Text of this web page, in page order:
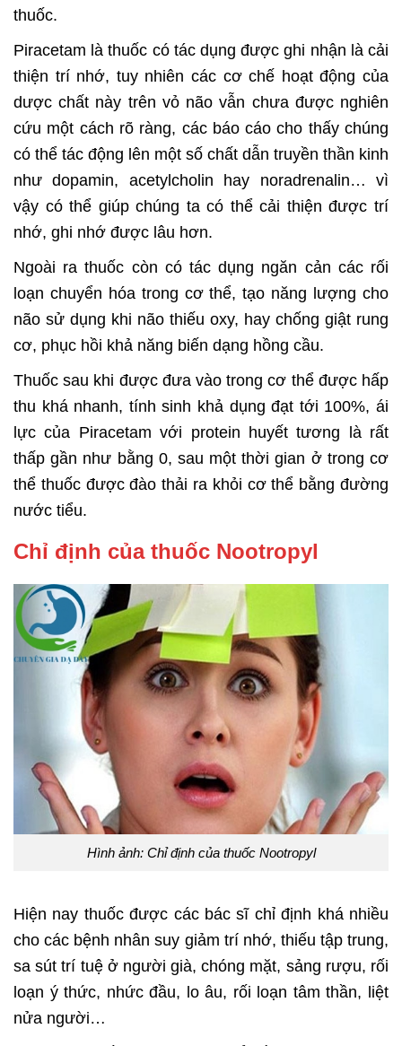
thuốc.
Piracetam là thuốc có tác dụng được ghi nhận là cải
thiện trí nhớ, tuy nhiên các cơ chế hoạt động của
dược chất này trên vỏ não vẫn chưa được nghiên
cứu một cách rõ ràng, các báo cáo cho thấy chúng
có thể tác động lên một số chất dẫn truyền thần kinh
như dopamin, acetylcholin hay noradrenalin… vì
vậy có thể giúp chúng ta có thể cải thiện được trí
nhớ, ghi nhớ được lâu hơn.
Ngoài ra thuốc còn có tác dụng ngăn cản các rối
loạn chuyển hóa trong cơ thể, tạo năng lượng cho
não sử dụng khi não thiếu oxy, hay chống giật rung
cơ, phục hồi khả năng biến dạng hồng cầu.
Thuốc sau khi được đưa vào trong cơ thể được hấp
thu khá nhanh, tính sinh khả dụng đạt tới 100%, ái
lực của Piracetam với protein huyết tương là rất
thấp gần như bằng 0, sau một thời gian ở trong cơ
thể thuốc được đào thải ra khỏi cơ thể bằng đường
nước tiểu.
Chỉ định của thuốc Nootropyl
Hình ảnh: Chỉ định của thuốc Nootropyl
Hiện nay thuốc được các bác sĩ chỉ định khá nhiều
cho các bệnh nhân suy giảm trí nhớ, thiếu tập trung,
sa sút trí tuệ ở người già, chóng mặt, sảng rượu, rối
loạn ý thức, nhức đầu, lo âu, rối loạn tâm thần, liệt
nửa người…